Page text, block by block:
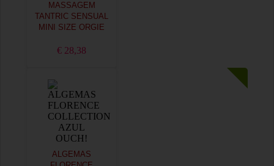
MASSAGEM
TANTRIC SENSUAL
MINI SIZE ORGIE
€ 28,38
ALGEMAS